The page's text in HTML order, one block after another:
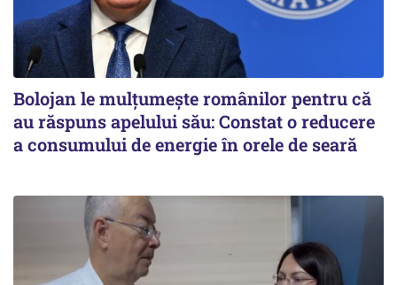
Bolojan le mulțumește românilor pentru că
au răspuns apelului său: Constat o reducere
a consumului de energie în orele de seară